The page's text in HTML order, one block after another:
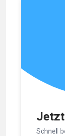
Schnell